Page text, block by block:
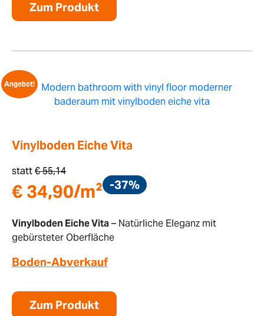
Zum Produkt
Angebot!
Vinylboden Eiche Vita
statt€55,14
€ 34,90/m² -37%
Vinylboden Eiche Vita– Natürliche Eleganz mit
gebürsteter Oberfläche
Boden-Abverkauf
Zum Produkt